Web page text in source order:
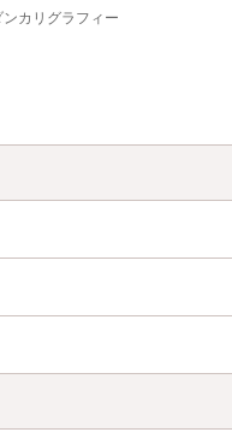
カリグラフィー